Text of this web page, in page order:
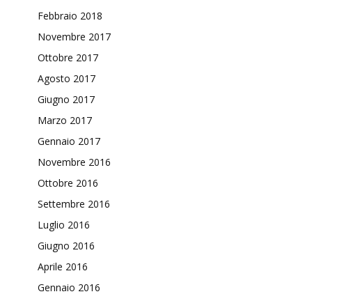
Febbraio 2018
Novembre 2017
Ottobre 2017
Agosto 2017
Giugno 2017
Marzo 2017
Gennaio 2017
Novembre 2016
Ottobre 2016
Settembre 2016
Luglio 2016
Giugno 2016
Aprile 2016
Gennaio 2016